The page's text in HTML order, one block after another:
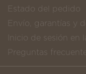
Estado del pedido
Envío, garantías y
Inicio de sesión en
Preguntas